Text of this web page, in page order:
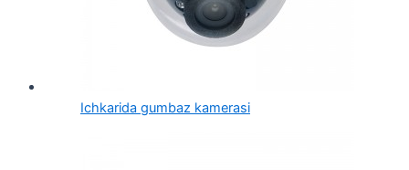
Ichkarida gumbaz kamerasi